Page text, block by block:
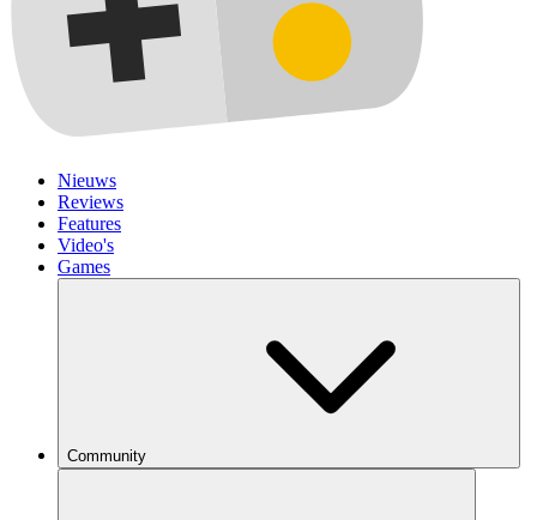
Nieuws
Reviews
Features
Video's
Games
Community